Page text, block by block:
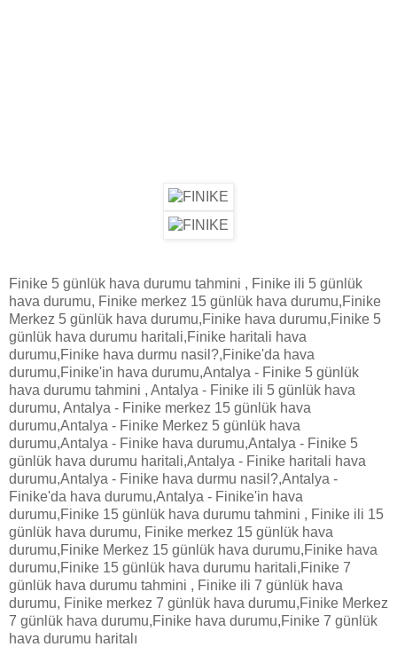
Finike 5 günlük hava durumu tahmini , Finike ili 5 günlük
hava durumu, Finike merkez 15 günlük hava durumu,Finike
Merkez 5 günlük hava durumu,Finike hava durumu,Finike 5
günlük hava durumu haritali,Finike haritali hava
durumu,Finike hava durmu nasil?,Finike'da hava
durumu,Finike'in hava durumu,Antalya - Finike 5 günlük
hava durumu tahmini , Antalya - Finike ili 5 günlük hava
durumu, Antalya - Finike merkez 15 günlük hava
durumu,Antalya - Finike Merkez 5 günlük hava
durumu,Antalya - Finike hava durumu,Antalya - Finike 5
günlük hava durumu haritali,Antalya - Finike haritali hava
durumu,Antalya - Finike hava durmu nasil?,Antalya -
Finike'da hava durumu,Antalya - Finike'in hava
durumu,Finike 15 günlük hava durumu tahmini , Finike ili 15
günlük hava durumu, Finike merkez 15 günlük hava
durumu,Finike Merkez 15 günlük hava durumu,Finike hava
durumu,Finike 15 günlük hava durumu haritali,Finike 7
günlük hava durumu tahmini , Finike ili 7 günlük hava
durumu, Finike merkez 7 günlük hava durumu,Finike Merkez
7 günlük hava durumu,Finike hava durumu,Finike 7 günlük
hava durumu haritalı